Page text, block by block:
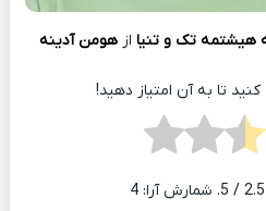
هیشتمه تک و تنیا از هومن آدینه
تا به آن امتیاز دهید!
2.5 / 5. شمارش آرا: 4